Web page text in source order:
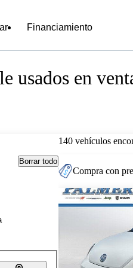
Financiamiento
usados en
Borrar todo
140 vehículos
Compra con